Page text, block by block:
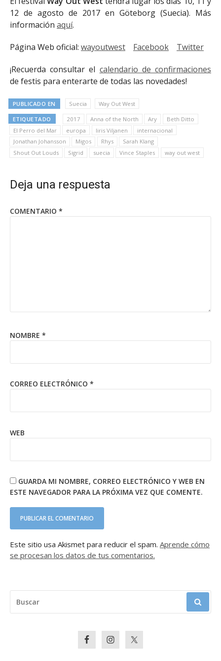
12 de agosto de 2017 en Göteborg (Suecia). Más
información aquí.
Página Web oficial: wayoutwest Facebook Twitter
¡Recuerda consultar el calendario de confirmaciones
de festis para enterarte de todas las novedades!
PUBLICADO EN Suecia Way Out West
ETIQUETADO 2017 Anna of the North Ary
Beth Ditto
El Perro del Mar
europa Iiris Viljanen
internacional
Jonathan Johansson
Migos Rhys
Sarah Klang
Shout Out Louds
Sigrid suecia Vince Staples way out west
Deja una respuesta
COMENTARIO *
NOMBRE *
CORREO ELECTRÓNICO *
WEB
GUARDA MI NOMBRE, CORREO ELECTRÓNICO Y WEB EN
ESTE NAVEGADOR PARA LA PRÓXIMA VEZ QUE COMENTE.
Este sitio usa Akismet para reducir el spam. Aprende cómo
se procesan los datos de tus comentarios.